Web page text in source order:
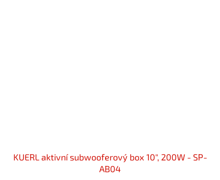
KUERL aktivní subwooferový box 10", 200W - SP-
AB04